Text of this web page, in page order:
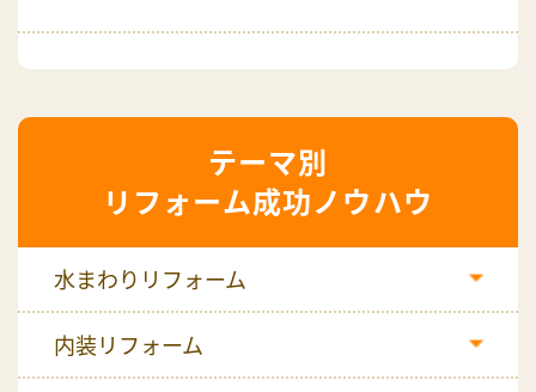
リフォーム成功ノウハウ
水まわりリフォーム
内装リフォーム